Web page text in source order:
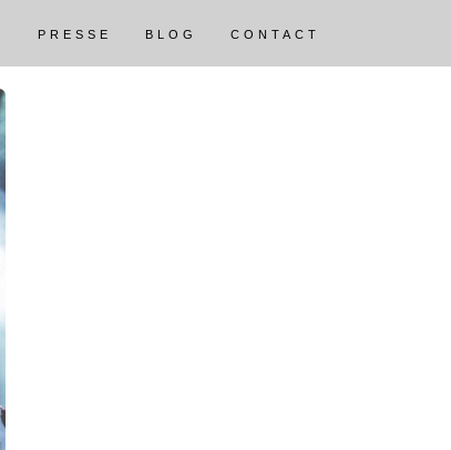
PRESSE BLOG CONTACT